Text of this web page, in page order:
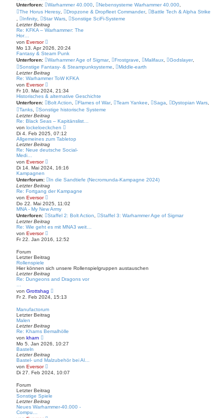
r
g
r
B
e
i
t
r
g
Unterforen:
Warhammer 40.000 Nebensysteme Warhammer 40.000
The Horus Heresy
Dropzone & Dropfleet Commander,
Battle Tech & Alpha Strike
Infinity Star Wars
Sonstige SciFi-Systeme
Letzter Beitrag
Re: KFKA – Warhammer: The
Hor…
von Eversor
e
u
e
s
t
e
r
e
i
t
r
a
g
Mo 13. Apr 2026, 20:24
Fantasy & Steam Punk
Unterforen:
Warhammer Age of Sigmar, Frostgrave Malifaux Godslayer,
Sonstige Fantasy- & Steampunksysteme
Middle-earth
Letzter Beitrag
Re: Warhammer ToW KFKA
von Eversor
e
u
e
s
t
e
r
B
e
i
t
r
Fr 10. Mai 2024, 21:34
Historisches & alternative Geschichte
Unterforen:
Bolt Action Flames of War, Team Yankee Saga Dystopian Wars
Tanks
Sonstige historische Systeme
Letzter Beitrag
Re: Black Seas – Kapitänslist…
von lockeloeckchen
e
u
e
t
B
i
r
g
Di 4. Feb 2025, 07:12
Allgemeines zum Tabletop
Letzter Beitrag
Re: Neue deutsche Social-
Medi…
von Eversor
e
u
e
s
t
e
B
e
i
t
r
g
Di 14. Mai 2024, 16:16
Kampagnen
Unterforum:
In die Sandtiefe (Necromunda-Kampagne 2024)
Letzter Beitrag
Re: Fortgang der Kampagne
von Eversor
e
u
e
s
t
e
B
t
r
a
g
Do 22. Mai 2025, 11:02
MNA - My New Army
Unterforen:
Staffel 2: Bolt Action
Staffel 3: Warhammer Age of Sigmar
Letzter Beitrag
Re: Wie geht es mit MNA3 weit…
von Eversor
e
u
t
r
B
e
t
r
g
Fr 22. Jan 2016, 12:52
Forum
Letzter Beitrag
Rollenspiele
Hier können sich unsere Rollenspielgruppen austauschen
Letzter Beitrag
Re: Dungeons and Dragons vor
von Grottshag
e
u
B
i
a
Fr 2. Feb 2024, 15:13
Manufactorum
Letzter Beitrag
Malen
Letzter Beitrag
Re: Kharns Bemalhölle
von kharn
e
u
s
t
e
r
i
t
r
a
Mo 5. Jan 2026, 10:27
Basteln
Letzter Beitrag
Bastel- und Malzubehör bei Al…
von Eversor
e
u
t
e
r
B
Di 27. Feb 2024, 10:07
Forum
Letzter Beitrag
Sonstige Spiele
Letzter Beitrag
Neues Warhammer-40.000 -
Compu…